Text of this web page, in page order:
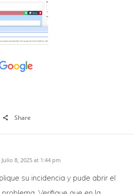
Share
8, 2025 at 1:44 pm
su incidencia y pude abrir el